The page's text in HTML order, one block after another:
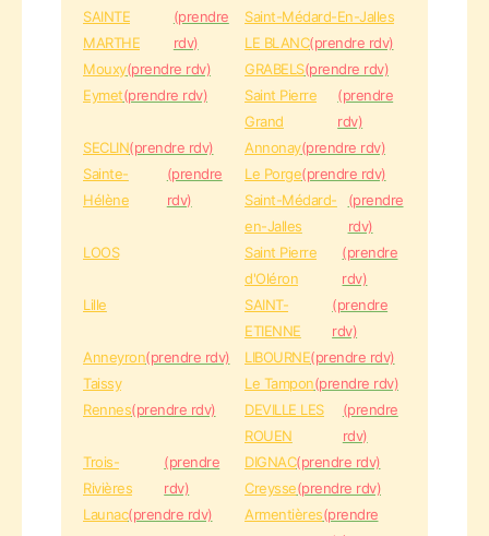
SAINTE
MARTHE
(prendre
rdv)
Saint-Médard-En-Jalles
LE BLANC(prendre rdv)
Mouxy(prendre rdv) GRABELS(prendre rdv)
Eymet(prendre rdv)
Saint Pierre
Grand
(prendre
rdv)
SECLIN(prendre rdv) Annonay(prendre rdv)
Sainte-
Hélène
(prendre
rdv)
Le Porge(prendre rdv)
Saint-Médard-
en-Jalles
(prendre
rdv)
LOOS
Saint Pierre
d'Oléron
(prendre
rdv)
Lille
SAINT-
ETIENNE
(prendre
rdv)
Anneyron(prendre rdv) LIBOURNE(prendre rdv)
Taissy
Le Tampon(prendre rdv)
Rennes(prendre rdv)
DEVILLE LES
ROUEN
(prendre
rdv)
Trois-
Rivières
(prendre
rdv)
DIGNAC(prendre rdv)
Creysse(prendre rdv)
Launac(prendre rdv) Armentières(prendre